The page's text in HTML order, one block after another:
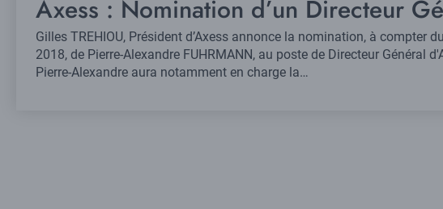
Axess : Nomination d’un Directeur
Gilles TREHIOU, Président d’Axess annonce la nomination, à compter
2018, de Pierre-Alexandre FUHRMANN, au poste de Directeur Général
Pierre-Alexandre aura notamment en charge la…